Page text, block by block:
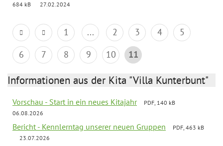
684 kB
27.02.2024
1 ... 2 3 4
5
6
7 8 9 10 11
Informationen aus der Kita "Villa Kunterbunt"
Vorschau - Start in ein neues Kitajahr
PDF, 140 kB
06.08.2026
Bericht - Kennlerntag unserer neuen Gruppen
PDF, 463 kB
23.07.2026